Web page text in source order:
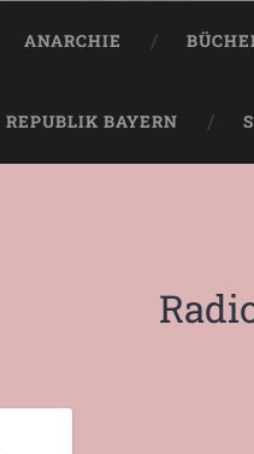
ANARCHIE
REPUBLIK BAYERN